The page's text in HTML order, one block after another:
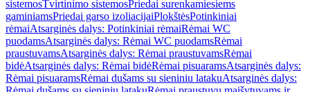
sistemosTvirtinimo sistemosPriedai surenkamiesiems
gaminiamsPriedai garso izoliacijaiPlokštėsPotinkiniai
rėmaiAtsarginės dalys: Potinkiniai rėmaiRėmai WC
puodamsAtsarginės dalys: Rėmai WC puodamsRėmai
praustuvamsAtsarginės dalys: Rėmai praustuvamsRėmai
bidėAtsarginės dalys: Rėmai bidėRėmai pisuaramsAtsarginės dalys:
Rėmai pisuaramsRėmai dušams su sieniniu latakuAtsarginės dalys: